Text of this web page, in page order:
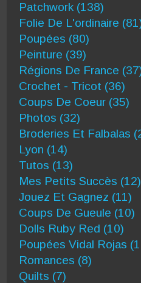
Patchwork (138)
Folie De L'ordinaire
Poupées (80)
Peinture (39)
Régions De France
Crochet - Tricot (36)
Coups De Coeur (35)
Photos (32)
Broderies Et Falbalas
Lyon (14)
Tutos (13)
Mes Petits Succès (12)
Jouez Et Gagnez (11)
Coups De Gueule (10)
Dolls Ruby Red (10)
Poupées Vidal Rojas
Romances (8)
Quilts (7)